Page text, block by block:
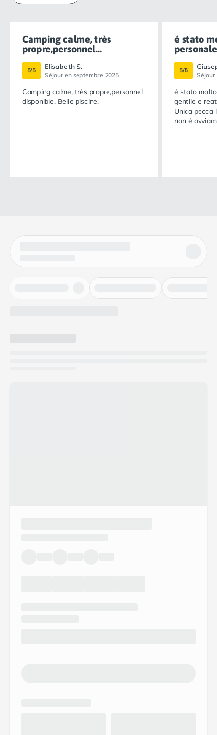
Camping calme, très
propre,personnel...
5/5 Elisabeth S.
Séjour en septembre 2025
Camping calme, très propre,personnel
disponible. Belle piscine.
é stato
5/5
Séjour
é stato
gentile e
Unica pecca
non é